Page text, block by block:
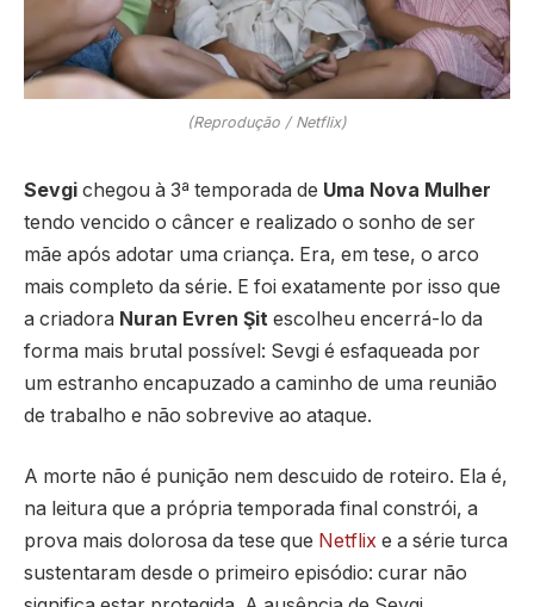
(Reprodução / Netflix)
Sevgi chegou à 3ª temporada de Uma Nova Mulher
tendo vencido o câncer e realizado o sonho de ser
mãe após adotar uma criança. Era, em tese, o arco
mais completo da série. E foi exatamente por isso que
a criadora Nuran Evren Şit escolheu encerrá-lo da
forma mais brutal possível: Sevgi é esfaqueada por
um estranho encapuzado a caminho de uma reunião
de trabalho e não sobrevive ao ataque.
A morte não é punição nem descuido de roteiro. Ela é,
na leitura que a própria temporada final constrói, a
prova mais dolorosa da tese que Netflix e a série turca
sustentaram desde o primeiro episódio: curar não